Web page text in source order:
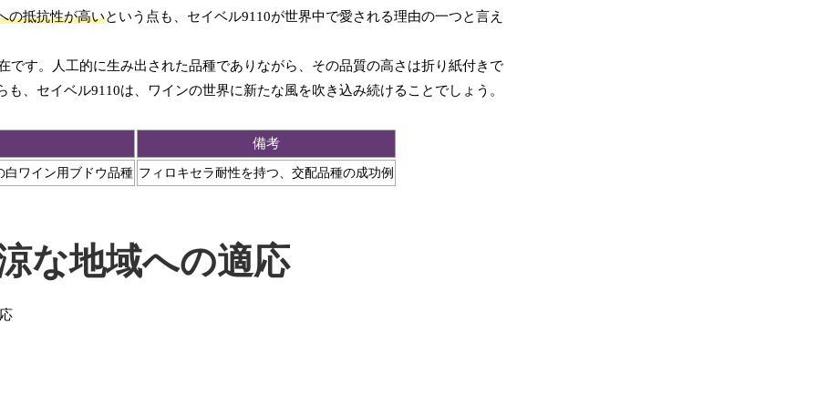
の抵抗性が高いという点も、セイベル9110が世界中で愛される理由の一つと言え
す。人工的に生み出された品種でありながら、その品質の高さは折り紙付きで
、セイベル9110は、ワインの世界に新たな風を吹き込み続けることでしょう。
備考
白ワイン用ブドウ品種 フィロキセラ耐性を持つ、交配品種の成功例
な地域への適応